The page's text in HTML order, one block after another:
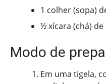
1 colher (sopa)
½ xícara (chá)
Modo de
Em uma tigela,